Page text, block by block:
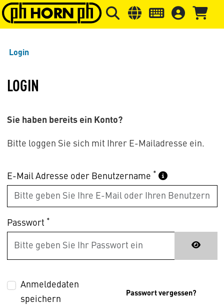
Springe zu Hauptinhalt Springe zum Header Springe
Login
LOGIN
Sie haben bereits ein Konto?
Bitte loggen Sie sich mit Ihrer E-Mailadresse ein.
E-Mail Adresse oder Benutzername *
Passwort *
Anmeldedaten
speichern
Passwort vergessen?